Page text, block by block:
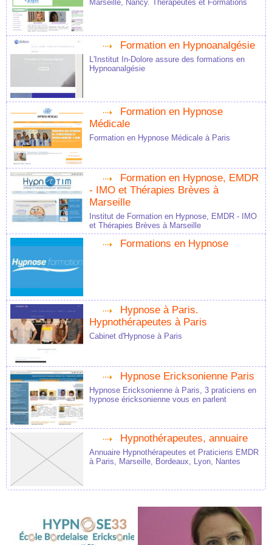
Marseille, Nancy. Thérapeutes et Formations
Formation en Hypnoanalgésie
L'Institut In-Dolore assure des formations en
Hypnoanalgésie
Formation en Hypnose
Médicale
Formation en Hypnose Médicale à Paris
Formation en Hypnose, EMDR
- IMO et Thérapies Brèves à
Marseille
Institut de Formation en Hypnose, EMDR - IMO
et Thérapies Brèves à Marseille
Formations en Hypnose
Hypnose à Paris.
Hypnothérapeutes à Paris
Cabinet d'Hypnose à Paris
Hypnose Ericksonienne Paris
Hypnose Ericksonienne à Paris, 3 praticiens en
hypnose éricksonienne vous en parlent
Hypnothérapeutes, annuaire
Annuaire Hypnothérapeutes et Praticiens EMDR
à Paris, Marseille, Bordeaux, Lyon, Nantes